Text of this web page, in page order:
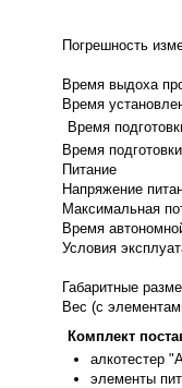
Погрешность
Время выдоха
Время
Время
Время
Питание
Напряжение
Максимальная
Время
Условия
Габаритные
Вес (с
Комплект
алкотестер
элементы